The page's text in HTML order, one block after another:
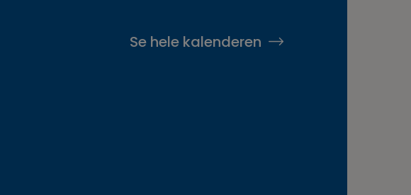
Se hele kalenderen